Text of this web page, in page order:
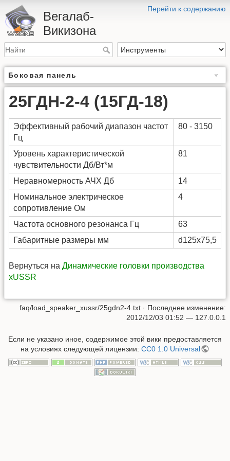
Перейти к содержанию
Вегалаб-
Викизона
Боковая панель
25ГДН-2-4 (15ГД-18)
Эффективный рабочий диапазон частот
Гц
80 - 3150
Уровень характеристической
чувствительности Дб/Вт*м
81
Неравномерность АЧХ Дб
14
Номинальное электрическое
сопротивление Ом
4
Частота основного резонанса Гц
63
Габаритные размеры мм
d125x75,5
Вернуться на Динамические головки производства
xUSSR
faq/load_speaker_xussr/25gdn2-4.txt · Последнее изменение:
2012/12/03 01:52 — 127.0.0.1
Если не указано иное, содержимое этой вики предоставляется
на условиях следующей лицензии: CC0 1.0 Universal